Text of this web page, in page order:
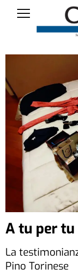
A tu per
La
Pino Torinese